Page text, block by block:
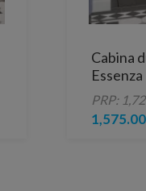
Cabina
cm
PRP: